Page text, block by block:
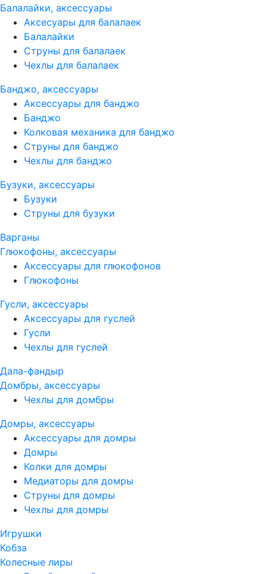
Балалайки, аксессуары
Аксесуары для балалаек
Балалайки
Струны для балалаек
Чехлы для балалаек
Банджо, аксессуары
Аксессуары для банджо
Банджо
Колковая механика для банджо
Струны для банджо
Чехлы для банджо
Бузуки, аксессуары
Бузуки
Струны для бузуки
Варганы
Глюкофоны, аксессуары
Аксессуары для глюкофонов
Глюкофоны
Гусли, аксессуары
Аксессуары для гуслей
Гусли
Чехлы для гуслей
Дала-фандыр
Домбры, аксессуары
Чехлы для домбры
Домры, аксессуары
Аксессуары для домры
Домры
Колки для домры
Медиаторы для домры
Струны для домры
Чехлы для домры
Игрушки
Кобза
Колесные лиры